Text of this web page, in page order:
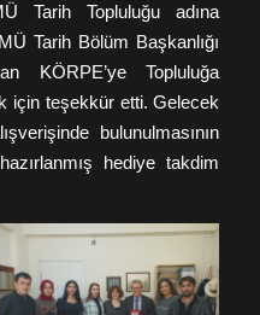
Tarih Topluluğu adına
Tarih Bölüm Başkanlığı
KÖRPE’ye Topluluğa
için teşekkür etti. Gelecek
bulunulmasının
hediye takdim